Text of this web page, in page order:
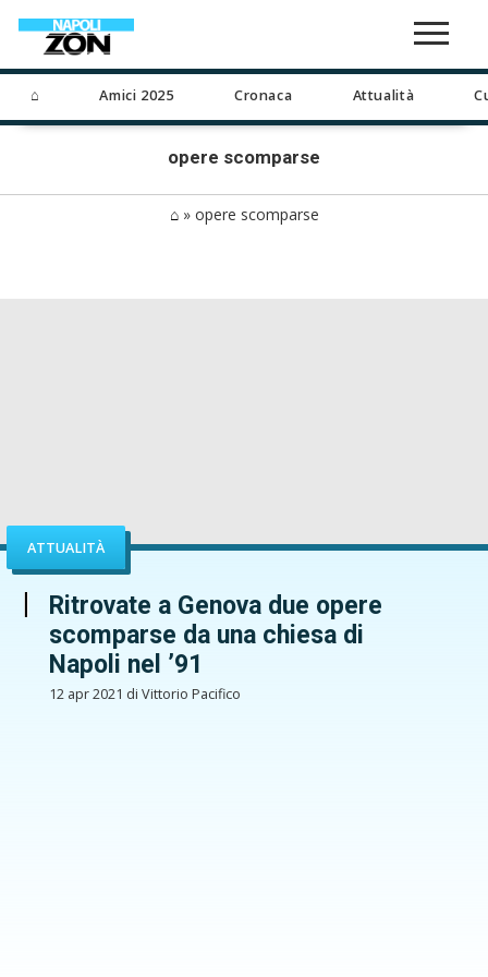
⌂ Amici 2025 Cronaca Attualità
opere scomparse
⌂» opere scomparse
ATTUALITÀ
Ritrovate a Genova due opere
scomparse da una chiesa di
Napoli nel ’91
12 apr 2021 di Vittorio Pacifico